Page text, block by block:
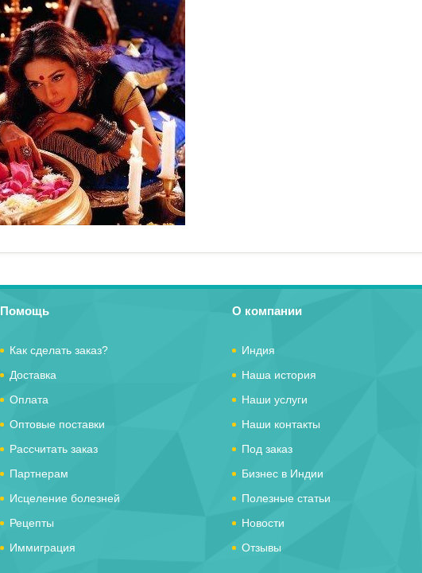
Помощь
Как сделать заказ?
Доставка
Оплата
Оптовые поставки
Рассчитать заказ
Партнерам
Исцеление болезней
Рецепты
Иммиграция
О компании
Индия
Наша история
Наши услуги
Наши контакты
Под заказ
Бизнес в Индии
Полезные статьи
Новости
Отзывы